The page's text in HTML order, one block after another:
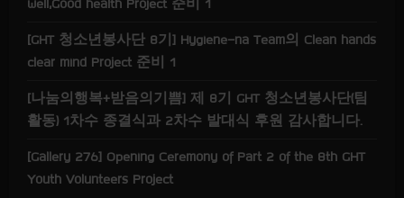
well,Good health Project 준비 1
[GHT 청소년봉사단 8기] Hygiene-na Team의 Clean hands
clear mind Project 준비 1
[나눔의행복+받음의기쁨] 제 8기 GHT 청소년봉사단(팀
활동) 1차수 종결식과 2차수 발대식 후원 감사합니다.
[Gallery 276] Opening Ceremony of Part 2 of the 8th GHT
Youth Volunteers Project